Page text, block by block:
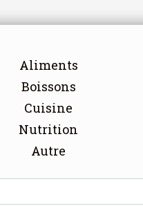
Aliments
Boissons
Cuisine
Nutrition
Autre